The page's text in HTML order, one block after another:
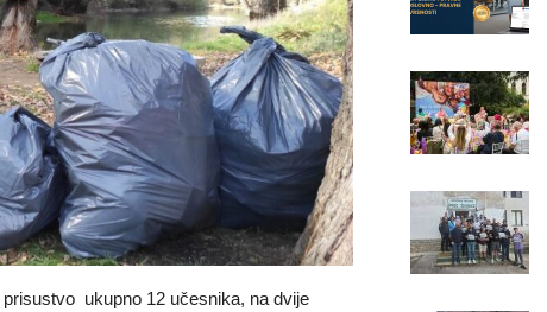
ukupno 12 učesnika, na dvije